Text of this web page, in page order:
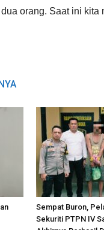
orang. Saat ini
Sempat Buron,
Sekuriti PTPN IV